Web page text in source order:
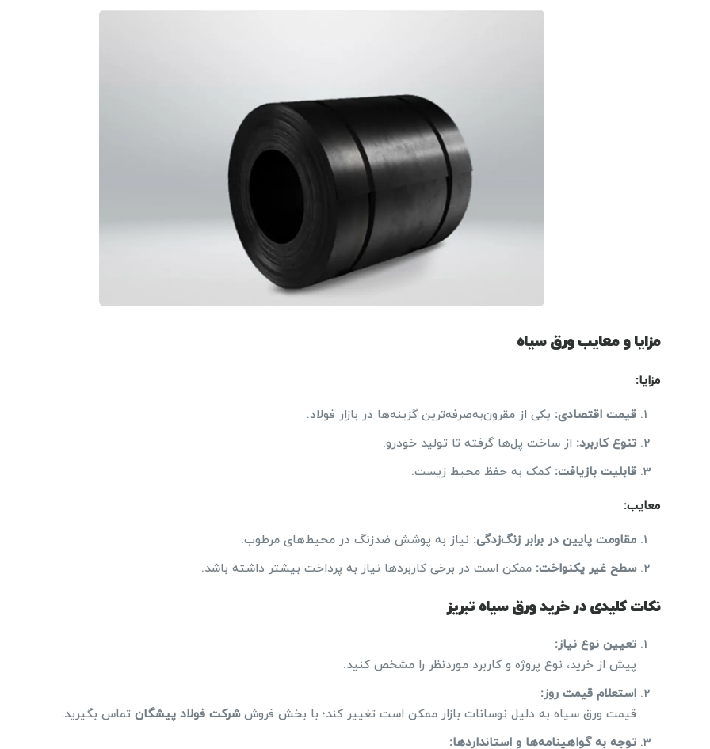
مزایا و معایب ورق سیاه
مزایا:
قیمت اقتصادی: یکی از مقرون‌به‌صرفه‌ترین گزینه‌ها در بازار فولاد.
تنوع کاربرد: از ساخت پل‌ها گرفته تا تولید خودرو.
قابلیت بازیافت: کمک به حفظ محیط زیست.
معایب:
مقاومت پایین در برابر زنگ‌زدگی: نیاز به پوشش ضدزنگ در محیط‌های مرطوب.
سطح غیر یکنواخت: ممکن است در برخی کاربردها نیاز به پرداخت بیشتر داشته باشد.
نکات کلیدی در خرید ورق سیاه تبریز
تعیین نوع نیاز:
پیش از خرید، نوع پروژه و کاربرد موردنظر را مشخص کنید.
استعلام قیمت روز:
قیمت ورق سیاه به دلیل نوسانات بازار ممکن است تغییر کند؛ با بخش فروششرکت فولاد پیشگانتماس بگیرید.
توجه به گواهینامه‌ها و استانداردها: